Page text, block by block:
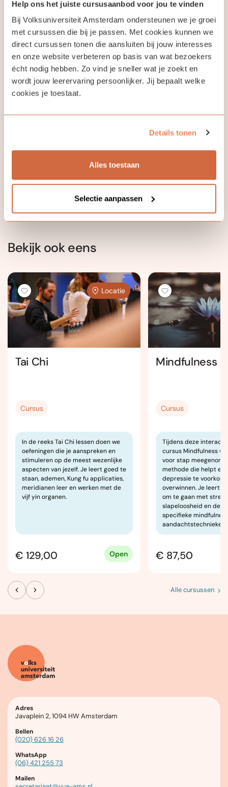
Help ons het juiste cursusaanbod voor jou te vinden
Bij Volksuniversiteit Amsterdam ondersteunen we je groei
met cursussen die bij je passen. Met cookies kunnen we
direct cursussen tonen die aansluiten bij jouw interesses
en onze website verbeteren op basis van wat bezoekers
écht nodig hebben. Zo vind je sneller wat je zoekt en
wordt jouw leerervaring persoonlijker. Jij bepaalt welke
cookies je toestaat.
Details tonen
Alles toestaan
Selectie aanpassen
Jouw docent
Maarten Beets
Tai chi en Chi Kung zijn holistische tools om via
emotie, psyche en spirit. Middels spel, ontspanning en
bekrachtiging.
Bekijk ook eens
Locatie
Tai Chi
Cursus
In de reeks Tai Chi lessen doen we
oefeningen die je aanspreken en
stimuleren op de meest wezenlijke
aspecten van jezelf. Je leert goed te
staan, ademen, Kung fu applicaties,
meridianen leer en werken met de
vijf yin organen.
€ 129,00 Open
Mindfulness
Cursus
Tijdens deze
cursus Mindfulness
voor stap
methode die helpt
depressie te
overwinnen. Je leert
om te gaan met
slapeloosheid en
specifieke
aandachtstechnieken
€ 87,50
Alle cursussen
Adres
Javaplein 2, 1094 HW Amsterdam
Bellen
(020) 626 16 26
WhatsApp
(06) 421 255 73
Mailen